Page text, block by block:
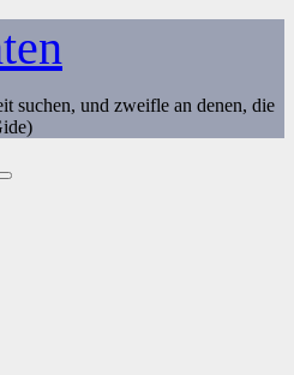
suchen, und zweifle an denen, die